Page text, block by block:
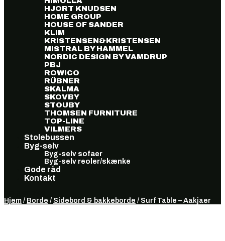
HJORT KNUDSEN
HOME GROUP
HOUSE OF SANDER
KLIM
KRISTENSEN&KRISTENSEN
MISTRAL BY HAMMEL
NORDIC DESIGN BY VAMDRUP
PBJ
ROWICO
RÜBNER
SKALMA
SKOVBY
STOUBY
THOMSEN FURNITURE
TOP-LINE
VILMERS
Stolebussen
Byg-selv
Byg-selv sofaer
Byg-selv reoler/skænke
Gode råd
Kontakt
Hjem / Borde / Sidebord & bakkeborde / Surf Table – Aakjaer